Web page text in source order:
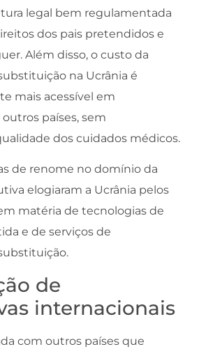
legal bem regulamentada
dos pais pretendidos e
Além disso, o custo da
na Ucrânia é
mais acessível em
países, sem
dos cuidados médicos.
de renome no domínio da
elogiaram a Ucrânia pelos
matéria de tecnologias de
e de serviços de
de
internacionais
com outros países que